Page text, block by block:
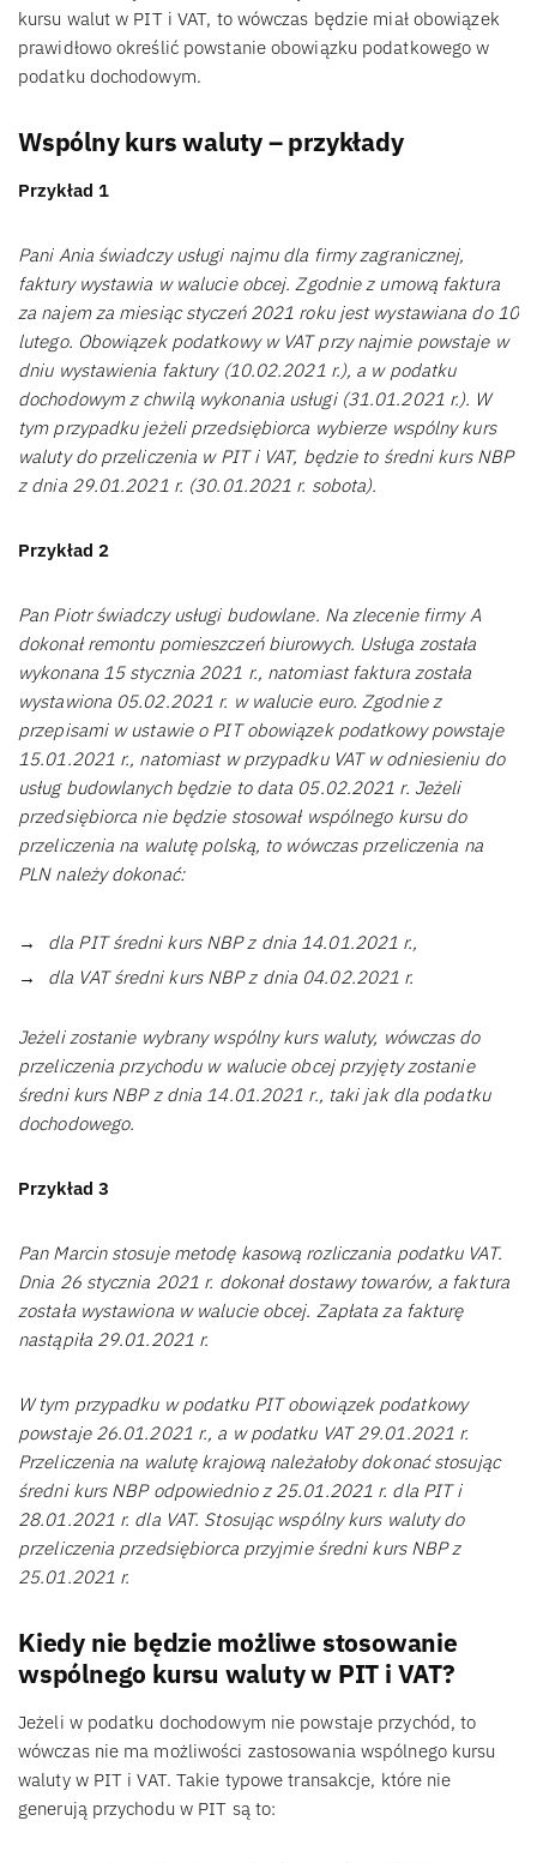
kursu walut w PIT i VAT, to wówczas będzie miał obowiązek
prawidłowo określić powstanie obowiązku podatkowego w
podatku dochodowym.
Wspólny kurs waluty – przykłady
Przykład 1
Pani Ania świadczy usługi najmu dla firmy zagranicznej,
faktury wystawia w walucie obcej. Zgodnie z umową faktura
za najem za miesiąc styczeń 2021 roku jest wystawiana do 10
lutego. Obowiązek podatkowy w VAT przy najmie powstaje w
dniu wystawienia faktury (10.02.2021 r.), a w podatku
dochodowym z chwilą wykonania usługi (31.01.2021 r.). W
tym przypadku jeżeli przedsiębiorca wybierze wspólny kurs
waluty do przeliczenia w PIT i VAT, będzie to średni kurs NBP
z dnia 29.01.2021 r. (30.01.2021 r. sobota).
Przykład 2
Pan Piotr świadczy usługi budowlane. Na zlecenie firmy A
dokonał remontu pomieszczeń biurowych. Usługa została
wykonana 15 stycznia 2021 r., natomiast faktura została
wystawiona 05.02.2021 r. w walucie euro. Zgodnie z
przepisami w ustawie o PIT obowiązek podatkowy powstaje
15.01.2021 r., natomiast w przypadku VAT w odniesieniu do
usług budowlanych będzie to data 05.02.2021 r. Jeżeli
przedsiębiorca nie będzie stosował wspólnego kursu do
przeliczenia na walutę polską, to wówczas przeliczenia na
PLN należy dokonać:
dla PIT średni kurs NBP z dnia 14.01.2021 r.,
dla VAT średni kurs NBP z dnia 04.02.2021 r.
Jeżeli zostanie wybrany wspólny kurs waluty, wówczas do
przeliczenia przychodu w walucie obcej przyjęty zostanie
średni kurs NBP z dnia 14.01.2021 r., taki jak dla podatku
dochodowego.
Przykład 3
Pan Marcin stosuje metodę kasową rozliczania podatku VAT.
Dnia 26 stycznia 2021 r. dokonał dostawy towarów, a faktura
została wystawiona w walucie obcej. Zapłata za fakturę
nastąpiła 29.01.2021 r.
W tym przypadku w podatku PIT obowiązek podatkowy
powstaje 26.01.2021 r., a w podatku VAT 29.01.2021 r.
Przeliczenia na walutę krajową należałoby dokonać stosując
średni kurs NBP odpowiednio z 25.01.2021 r. dla PIT i
28.01.2021 r. dla VAT. Stosując wspólny kurs waluty do
przeliczenia przedsiębiorca przyjmie średni kurs NBP z
25.01.2021 r.
Kiedy nie będzie możliwe stosowanie
wspólnego kursu waluty w PIT i VAT?
Jeżeli w podatku dochodowym nie powstaje przychód, to
wówczas nie ma możliwości zastosowania wspólnego kursu
waluty w PIT i VAT. Takie typowe transakcje, które nie
generują przychodu w PIT są to: